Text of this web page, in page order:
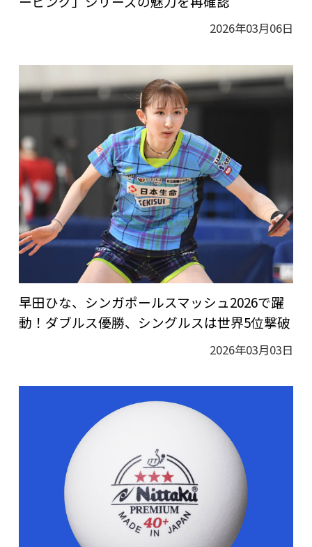
2026年03月06日
早田ひな、シンガポールスマッシュ2026で躍
動！ダブルス優勝、シングルスは世界5位撃破
2026年03月03日